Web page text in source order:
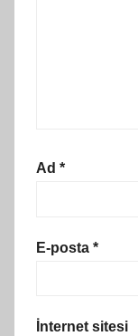
Ad *
E-posta *
İnternet sitesi